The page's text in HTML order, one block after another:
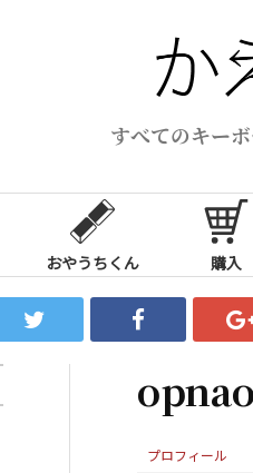
すべてのキー
おやうちくん 購入
プロフィール